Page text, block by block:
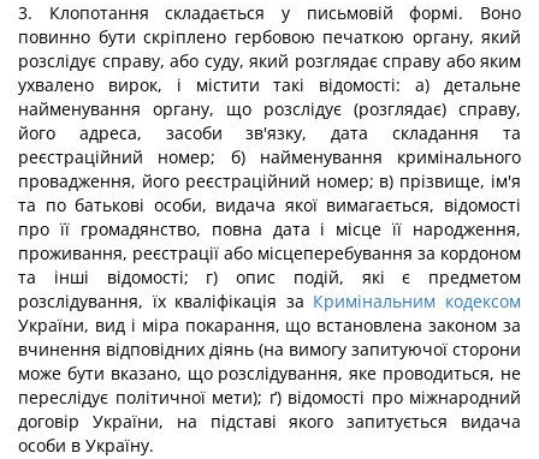
3. Клопотання складається у письмовій формі. Воно
повинно бути скріплено гербовою печаткою органу, який
розслідує справу, або суду, який розглядає справу або яким
ухвалено вирок, і містити такі відомості: а) детальне
найменування органу, що розслідує (розглядає) справу,
його адреса, засоби зв'язку, дата складання та
реєстраційний номер; б) найменування кримінального
провадження, його реєстраційний номер; в) прізвище, ім'я
та по батькові особи, видача якої вимагається, відомості
про її громадянство, повна дата і місце її народження,
проживання, реєстрації або місцеперебування за кордоном
та інші відомості; г) опис подій, які є предметом
розслідування, їх кваліфікація за Кримінальним кодексом
України, вид і міра покарання, що встановлена законом за
вчинення відповідних діянь (на вимогу запитуючої сторони
може бути вказано, що розслідування, яке проводиться, не
переслідує політичної мети); ґ) відомості про міжнародний
договір України, на підставі якого запитується видача
особи в Україну.